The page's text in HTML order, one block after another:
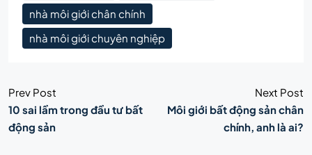
nhà môi giới chân chính
nhà môi giới chuyên nghiệp
Prev Post
10 sai lầm trong đầu tư bất
động sản
Next Post
Môi giới bất động sản chân
chính, anh là ai?